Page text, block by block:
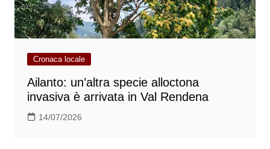
Cronaca locale
Ailanto: un’altra specie alloctona
invasiva è arrivata in Val Rendena
14/07/2026